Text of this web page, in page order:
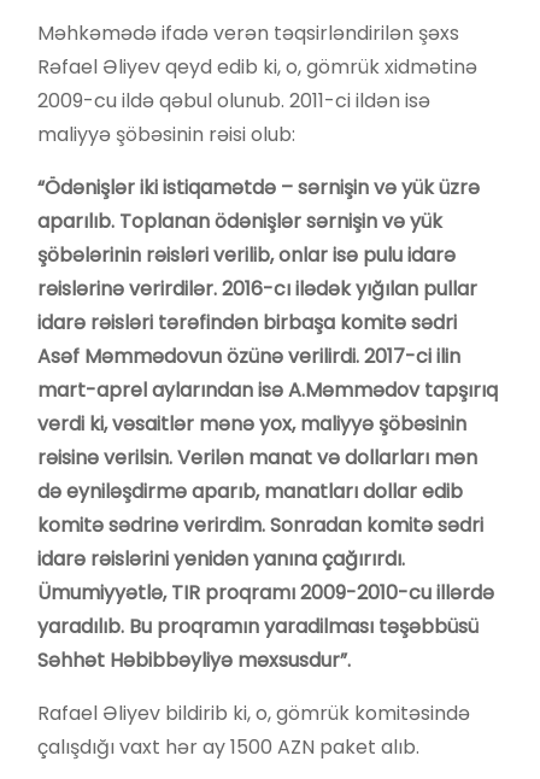
Məhkəmədə ifadə verən təqsirləndirilən şəxs
Rəfael Əliyev qeyd edib ki, o, gömrük xidmətinə
2009-cu ildə qəbul olunub. 2011-ci ildən isə
maliyyə şöbəsinin rəisi olub:
“Ödənişlər iki istiqamətdə – sərnişin və yük üzrə
aparılıb. Toplanan ödənişlər sərnişin və yük
şöbələrinin rəisləri verilib, onlar isə pulu idarə
rəislərinə verirdilər. 2016-cı ilədək yığılan pullar
idarə rəisləri tərəfindən birbaşa komitə sədri
Asəf Məmmədovun özünə verilirdi. 2017-ci ilin
mart-aprel aylarından isə A.Məmmədov tapşırıq
verdi ki, vəsaitlər mənə yox, maliyyə şöbəsinin
rəisinə verilsin. Verilən manat və dollarları mən
də eyniləşdirmə aparıb, manatları dollar edib
komitə sədrinə verirdim. Sonradan komitə sədri
idarə rəislərini yenidən yanına çağırırdı.
Ümumiyyətlə, TIR proqramı 2009-2010-cu illərdə
yaradılıb. Bu proqramın yaradilması təşəbbüsü
Səhhət Həbibbəyliyə məxsusdur”.
Rafael Əliyev bildirib ki, o, gömrük komitəsində
çalışdığı vaxt hər ay 1500 AZN paket alıb.